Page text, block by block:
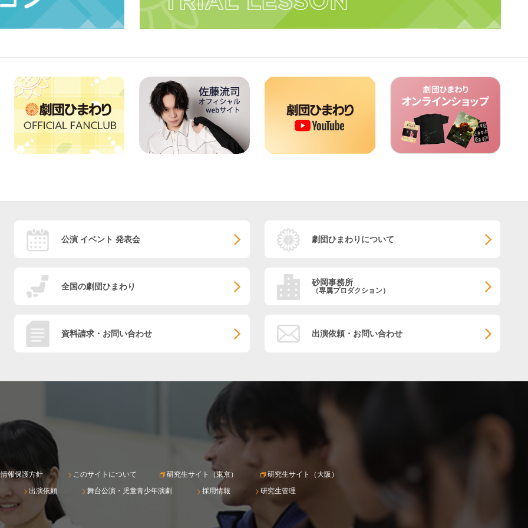
公演 イベント 発表会 劇団ひまわりについて
全国の劇団ひまわり 砂岡事務所
（専属プロダクション）
資料請求・お問い合わせ 出演依頼・お問い合わせ
報保護方針 このサイトについて 研究生サイト（東京）
研究生サイト（大阪）
出演依頼
舞台公演・児童青少年演劇 採用情報 研究生管理